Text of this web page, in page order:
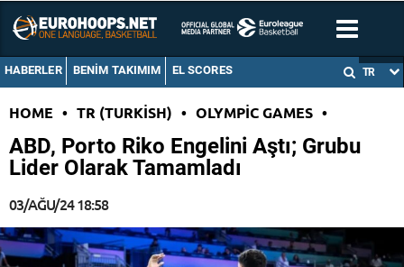
HABERLER BENIM TAKIMIM EL SCORES TR
HOME • TR (TURKISH) • OLYMPIC GAMES •
ABD, Porto Riko Engelini Aştı; Grubu
Lider Olarak Tamamladı
03/AĞU/24 18:58